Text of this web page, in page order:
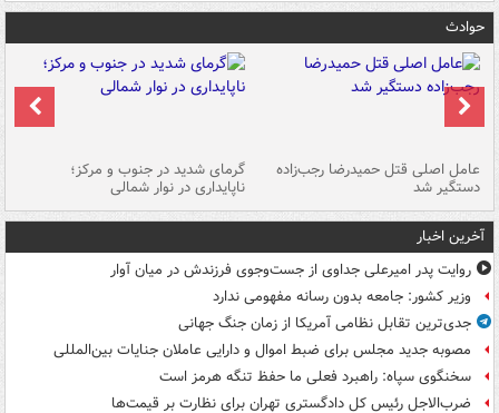
حوادث
عامل اصلی قتل حمیدرضا رجب‌زاده
دستگیر شد
گرمای شدید در جنوب و مرکز؛
ناپایداری در نوار شمالی
آخرین اخبار
روایت پدر امیرعلی جداوی از جست‌وجوی فرزندش در میان آوار
وزیر کشور: جامعه بدون رسانه مفهومی ندارد
جدی‌ترین تقابل نظامی آمریکا از زمان جنگ جهانی
مصوبه جدید مجلس برای ضبط اموال و دارایی عاملان جنایات بین‌المللی
سخنگوی سپاه: راهبرد فعلی ما حفظ تنگه هرمز است
ضرب‌الاجل رئیس کل دادگستری تهران برای نظارت بر قیمت‌ها